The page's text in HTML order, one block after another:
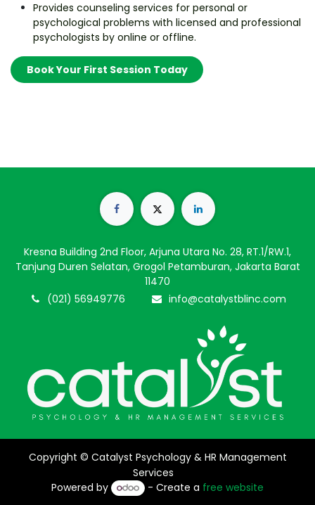
Provides counseling services for personal or
psychological problems with licensed and professional
psychologists by online or offline.
Book Your First Sessio​​​​n Today
Kresna Building 2nd Floor, Arjuna Utara No. 28, RT.1/RW.1,
Tanjung Duren Selatan, Grogol Petamburan, Jakarta Barat
11470
(021) 56949776
info@catalystblinc.com
Copyright © Catalyst Psychology & HR Management
Services
Powered by
- Create a free website